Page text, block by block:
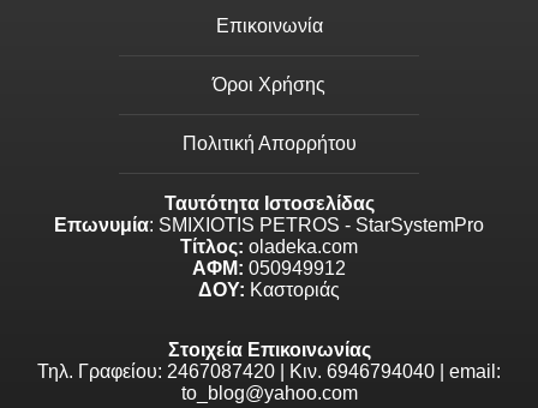
Επικοινωνία
Όροι Χρήσης
Πολιτική Απορρήτου
Ταυτότητα Ιστοσελίδας
Επωνυμία: SMIXIOTIS PETROS - StarSystemPro
Τίτλος: oladeka.com
ΑΦΜ: 050949912
ΔΟΥ: Καστοριάς
Στοιχεία Επικοινωνίας
Τηλ. Γραφείου: 2467087420 | Κιν. 6946794040 | email:
to_blog@yahoo.com